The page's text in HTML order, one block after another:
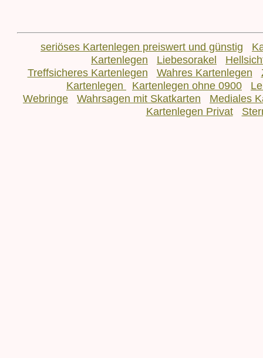
seriöses Kartenlegen preiswert und günstig
Kartenlegen
Liebesorakel
Treffsicheres Kartenlegen
Wahres Kartenlegen
Kartenlegen
Kartenlegen ohne 0900
Webringe
Wahrsagen mit Skatkarten
Mediales
Kartenlegen Privat